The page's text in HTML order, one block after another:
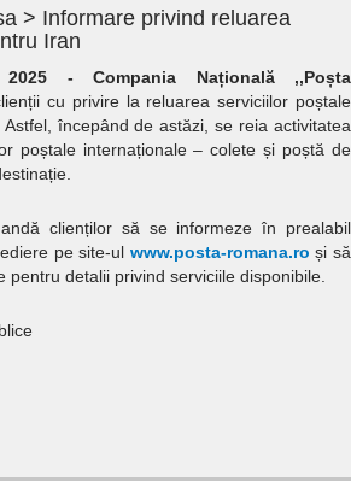
> Informare privind reluarea
Iran
- Compania Națională ,,Poșta
cu privire la reluarea serviciilor poștale
începând de astăzi, se reia activitatea
poștale internaționale – colete și poștă de
clienților să se informeze în prealabil
pe site-ul www.posta-romana.ro și să
pentru detalii privind serviciile disponibile.